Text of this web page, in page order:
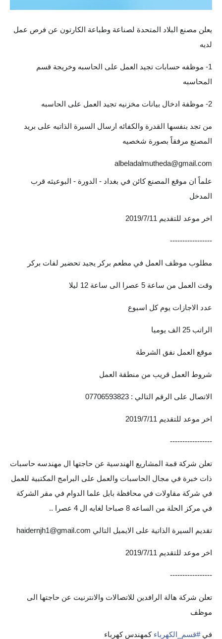
المرحلة الابتدائية
المرحلة الاعدادية
كتب مدرسية
المرحلة المتوسطة
المرحلة المتوسطة
المرحلة الاعدادية
الجامعات
العالي
الطقس
يعلن مصنع البلاد المتحدة لصناعة وطباعة الكارتون عن فرص عمل
لديه
1- موظفه حسابات تجيد العمل على الحاسبه وخريجة قسم
المحاسبه
2- موظفة ادخال بيانات مخزنيه تجيد العمل على الحاسبه
من تجد بنفسها القدرة والكفائه ارسال السيرة الذاتيه على بريد
المصنع مرفقاً بصورة شخصيه
albeladalmutheda@gmail.com
علماً ان موقع المصنع كائن في بغداد - الدورة - البوعيثه قرب
المدخل
اخر موعد للتقديم 2019/7/11
-----------------
مطلوب موظف العمل في مطعم بركر يجيد تحضير لفات بركر
وقت العمل من ساعة 5 عصرا الى ساعة 12 ليلا
عدد الاجازات يوم كل اسبوع
الراتب 25 الف يوميا
موقع العمل نفق الشرطة
شروط العمل قريب من منطقة العمل
الاتصال على الرقم التالي : 07706593823
اخر موعد للتقديم 2019/7/11
-----------------
تعلن شركة قمة المشاريع الهندسية عن حاجتها ال مهندسه حاسبات
ذات خبرة في مجال الحاسبات والعمل على البرامج المكتبية للعمل
في شركة مقاولات في محافظة بابل علما الدوام في مقر الشركة
في مركز الحلة من الساعه 8 صباحا لغايه ال 4 عصرا ..
تقديم السيرة الذاتية على الايميل التالي haidernjh1@gmail.com
اخر موعد للتقديم 2019/7/11
-----------------
تعلن شركة هالة الرافدين للاتصالات والانترنيت عن حاجتها الى
موظف
في#قسم_الكهرباء كمهندس كهرباء